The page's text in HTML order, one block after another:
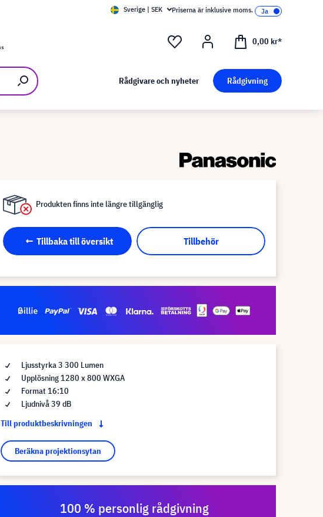
Sverige | SEK Priserna är inklusive moms.
0,00 kr*
Rådgivare och nyheter Rådgivning
Produkten finns inte längre tillgänglig
Tillbaka till översikt Tillbehör
Ljusstyrka 3 300 Lumen
Upplösning 1280 x 800 WXGA
Format 16:10
Ljudnivå 39 dB
Till produktbeskrivningen
Beräkna projektionsytan
100 % personlig rådgivning